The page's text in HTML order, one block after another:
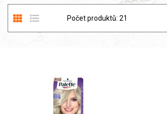
Počet produktů: 21